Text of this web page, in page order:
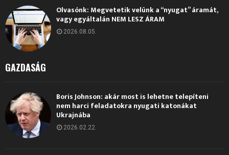
Olvasónk: Megvetetik velünk a “nyugat” áramát,
vagy egyáltalán NEM LESZ ÁRAM
2026.08.05.
GAZDASÁG
Boris Johnson: akár most is lehetne telepíteni
nem harci feladatokra nyugati katonákat
Ukrajnába
2026.02.22.